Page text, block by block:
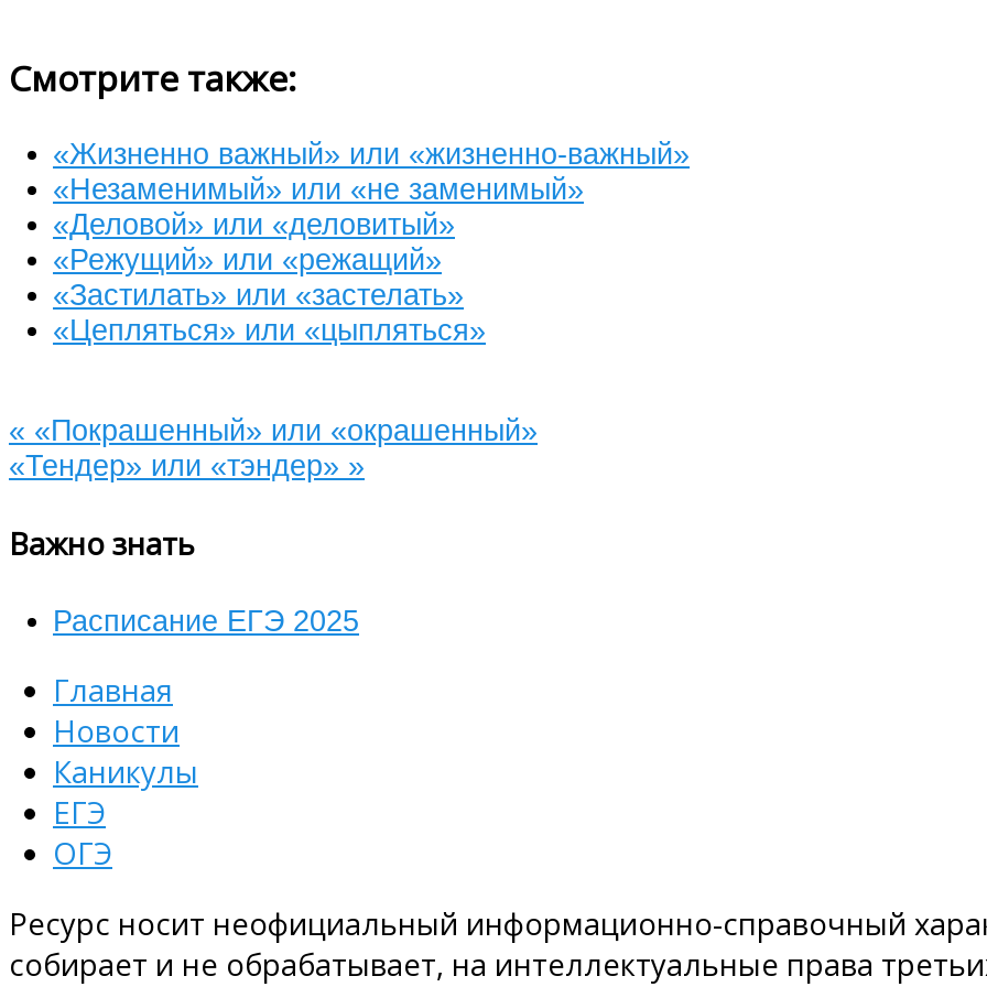
Смотрите также:
«Жизненно важный» или «жизненно-важный»
«Незаменимый» или «не заменимый»
«Деловой» или «деловитый»
«Режущий» или «режащий»
«Застилать» или «застелать»
«Цепляться» или «цыпляться»
« «Покрашенный» или «окрашенный»
«Тендер» или «тэндер» »
Важно знать
Расписание ЕГЭ 2025
Главная
Новости
Каникулы
ЕГЭ
ОГЭ
Ресурс носит неофициальный информационно-справочный
собирает и не обрабатывает, на интеллектуальные права